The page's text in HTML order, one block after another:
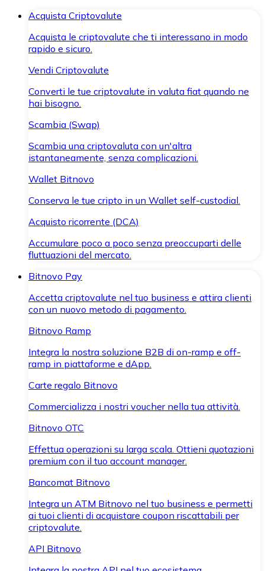
Acquista Criptovalute
Acquista le criptovalute che ti interessano in modo
rapido e sicuro.
Vendi Criptovalute
Converti le tue criptovalute in valuta fiat quando ne
hai bisogno.
Scambia (Swap)
Scambia una criptovaluta con un'altra
istantaneamente, senza complicazioni.
Wallet Bitnovo
Conserva le tue cripto in un Wallet self-custodial.
Acquisto ricorrente (DCA)
Accumulare poco a poco senza preoccuparti delle
fluttuazioni del mercato.
Bitnovo Pay
Accetta criptovalute nel tuo business e attira clienti
con un nuovo metodo di pagamento.
Bitnovo Ramp
Integra la nostra soluzione B2B di on-ramp e off-
ramp in piattaforme e dApp.
Carte regalo Bitnovo
Commercializza i nostri voucher nella tua attività.
Bitnovo OTC
Effettua operazioni su larga scala. Ottieni quotazioni
premium con il tuo account manager.
Bancomat Bitnovo
Integra un ATM Bitnovo nel tuo business e permetti
ai tuoi clienti di acquistare coupon riscattabili per
criptovalute.
API Bitnovo